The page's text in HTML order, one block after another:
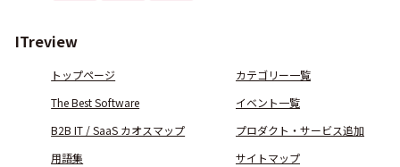
ITreview
トップページ
カテゴリー一覧
The Best Software
イベント一覧
B2B IT / SaaS カオスマップ
プロダクト・サービス追加
用語集
サイトマップ